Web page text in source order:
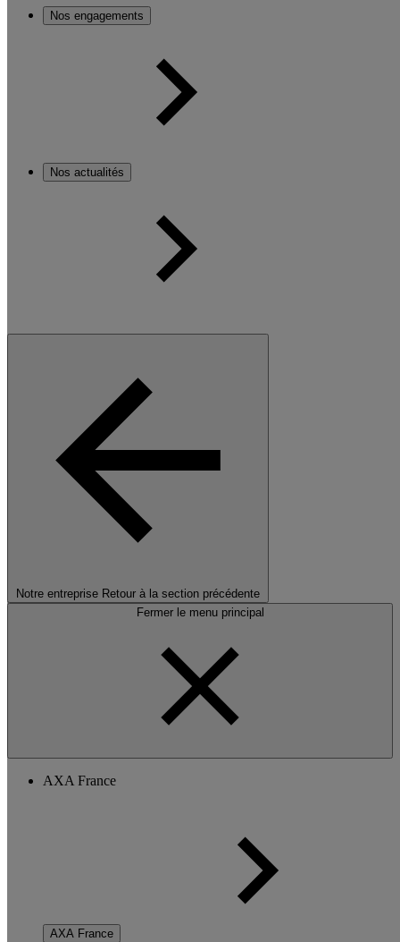
Nos engagements
Nos actualités
Notre entreprise Retour à la section précédente
Fermer le menu principal
AXA France
AXA France